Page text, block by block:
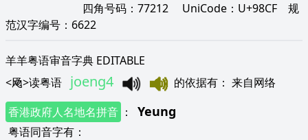
四角号码： 77212 UniCode： U+98CF 规
范汉字编号： 6622
羊羊粤语审音字典 EDITABLE
<飏>读粤语 joeng4 的依据有 ： 来自网络
香港政府人名地名拼音 ： Yeung
粤语同音字有 ：